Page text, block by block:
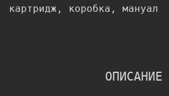
картридж, коробка, мануал
ОПИСАНИЕ